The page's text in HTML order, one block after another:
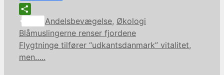
Share
Kategorier
Andelsbevægelse, Økologi
Blåmuslingerne renser fjordene
Flygtninge tilfører “udkantsdanmark” vitalitet,
men…..